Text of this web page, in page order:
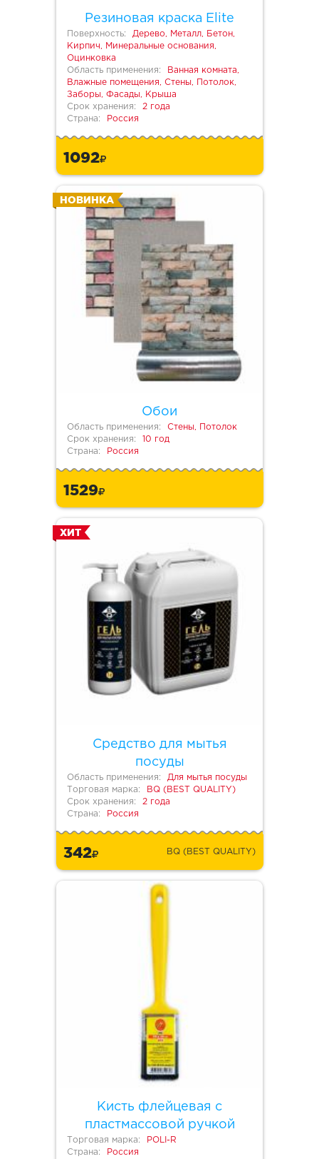
Резиновая краска Elite
Поверхность:
Дерево, Металл, Бетон,
Кирпич, Минеральные основания,
Оцинковка
Область применения:
Ванная комната,
Влажные помещения, Стены, Потолок,
Заборы, Фасады, Крыша
Срок хранения:
2 года
Страна:
Россия
1092
Обои
НОВИНКА
Область применения:
Стены, Потолок
Срок хранения:
10 год
Страна:
Россия
1529
Средство для мытья
посуды
ХИТ
Область применения:
Для мытья посуды
Торговая марка:
BQ (BEST QUALITY)
Срок хранения:
2 года
Страна:
Россия
342 BQ (BEST QUALITY)
Кисть флейцевая с
пластмассовой ручкой
Торговая марка:
POLI-R
Страна:
Россия